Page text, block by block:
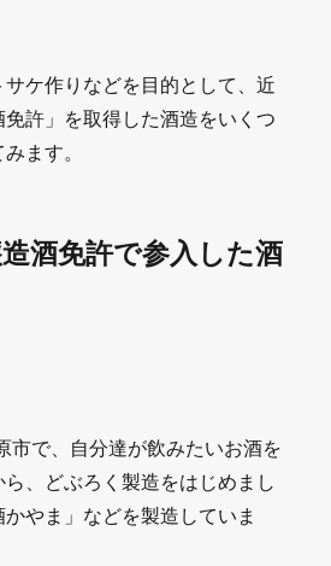
ケ作りなどを目的として、近
許」を取得した酒造をいくつ
ます。
造酒免許で参入した酒
市で、自分達が飲みたいお酒を
、どぶろく製造をはじめまし
やま」などを製造していま